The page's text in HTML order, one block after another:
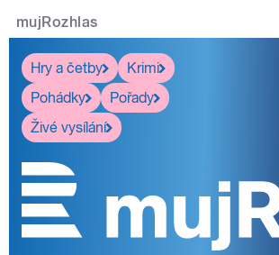
mujRozhlas
Hry a četby
Krimi
Pohádky
Pořady
Živé vysílání